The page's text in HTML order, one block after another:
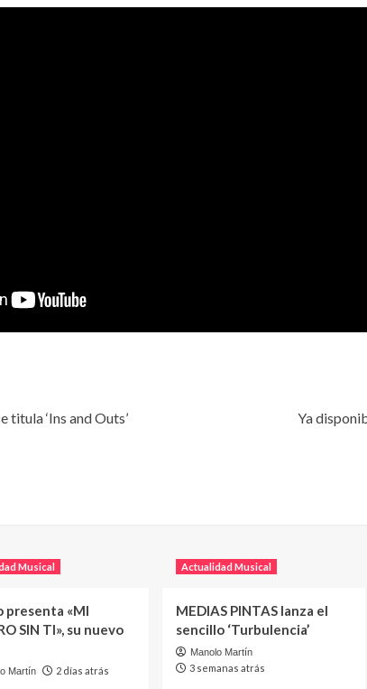
titula ‘Ins and Outs’
Ya
Musical
presenta «MI
SIN TI», su nuevo
Martín 2 días atrás
Actualidad Musical
MEDIAS PINTAS lanza el
sencillo ‘Turbulencia’
Manolo Martín
3 semanas atrás